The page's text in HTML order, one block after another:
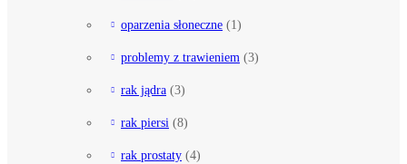
oparzenia słoneczne (1)
problemy z trawieniem (3)
rak jądra (3)
rak piersi (8)
rak prostaty (4)